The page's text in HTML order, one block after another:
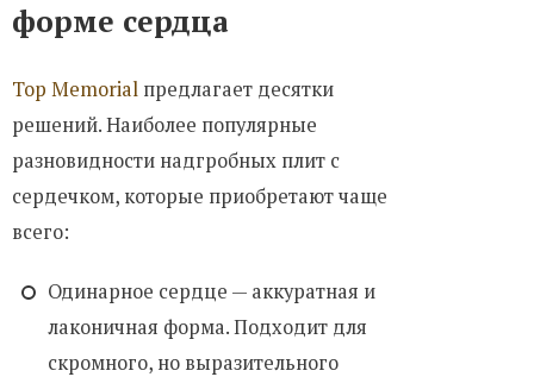
форме сердца
Top Memorial предлагает десятки
решений. Наиболее популярные
разновидности надгробных плит с
сердечком, которые приобретают чаще
всего:
Одинарное сердце — аккуратная и
лаконичная форма. Подходит для
скромного, но выразительного